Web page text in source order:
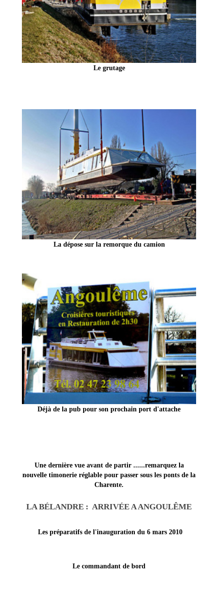
Le grutage
La dépose sur la remorque du camion
Déjà de la pub pour son prochain port d'attache
Une dernière vue avant de partir ......remarquez la
nouvelle timonerie réglable pour passer sous les ponts de la
Charente.
LA BÉLANDRE : ARRIVÉE A ANGOULÊME
Les préparatifs de l'inauguration du 6 mars 2010
Le commandant de bord